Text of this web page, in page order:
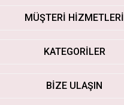
MÜŞTERİ HİZMETLERİ
KATEGORİLER
BİZE ULAŞIN